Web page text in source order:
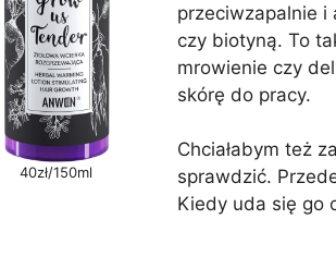
40zł/150ml
przeciwzapalnie i
czy biotyną. To
mrowienie czy
skórę do pracy.
Chciałabym też
sprawdzić.
Kiedy uda się go